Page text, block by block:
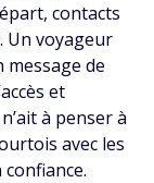
contacts
Un voyageur
de
et
à penser à
avec les